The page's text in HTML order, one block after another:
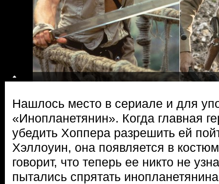
Нашлось место в сериале и для
«Инопланетянин». Когда главная
убедить Хоппера разрешить ей
Хэллоуин, она появляется в
говорит, что теперь ее никто не
пытались спрятать